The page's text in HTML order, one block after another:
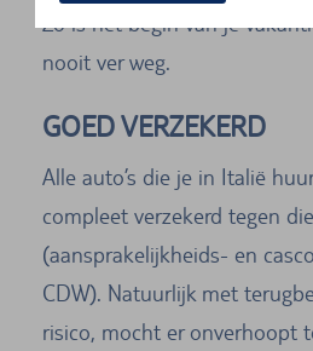
Zo is het begin van je
nooit ver weg.
GOED VERZEKERD
Alle auto’s die je in Italië
compleet verzekerd tegen
(aansprakelijkheids- en
CDW). Natuurlijk met
risico, mocht er onverhoopt